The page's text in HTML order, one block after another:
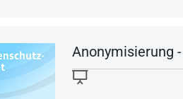
Anonymisierung